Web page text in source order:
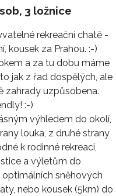
3 ložnice
rekreační chatě -
kousek za Prahou. :-)
a za tu dobu máme
jak z řad dospělých, ale
zahrady uzpůsobena.
:-)
výhledem do okolí,
louka, z druhé strany
k rodinné rekreaci,
a výletům do
sněhových
nebo kousek (5km) do